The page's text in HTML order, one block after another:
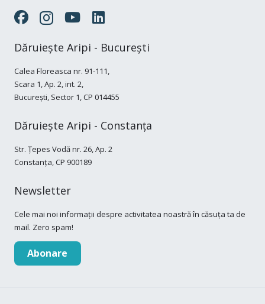
Dăruiește Aripi - București
Calea Floreasca nr. 91-111,
Scara 1, Ap. 2, int. 2,
București, Sector 1, CP 014455
Dăruiește Aripi - Constanța
Str. Țepes Vodă nr. 26, Ap. 2
Constanța, CP 900189
Newsletter
Cele mai noi informații despre activitatea noastră în căsuța ta de
mail. Zero spam!
Abonare